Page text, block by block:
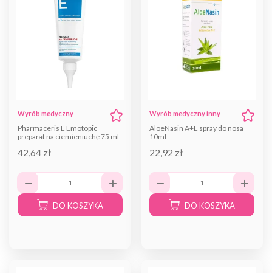
Wyrób medyczny
Pharmaceris E Emotopic
preparat na ciemieniuchę 75 ml
42,64 zł
DO KOSZYKA
Wyrób medyczny inny
AloeNasin A+E spray do nosa
10ml
22,92 zł
DO KOSZYKA